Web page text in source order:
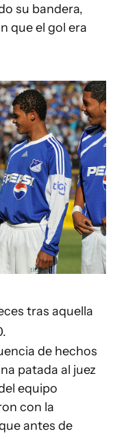
su bandera,
que el gol era
tras aquella
de hechos
patada al juez
equipo
con la
antes de